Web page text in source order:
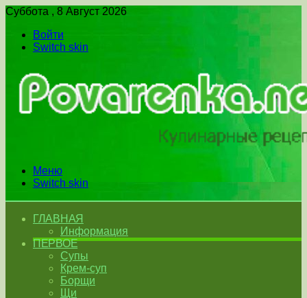
Суббота , 8 Август 2026
Войти
Switch skin
Меню
Switch skin
ГЛАВНАЯ
Информация
ПЕРВОЕ
Супы
Крем-суп
Борщи
Щи